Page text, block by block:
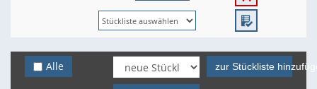
Alle zur Stückliste